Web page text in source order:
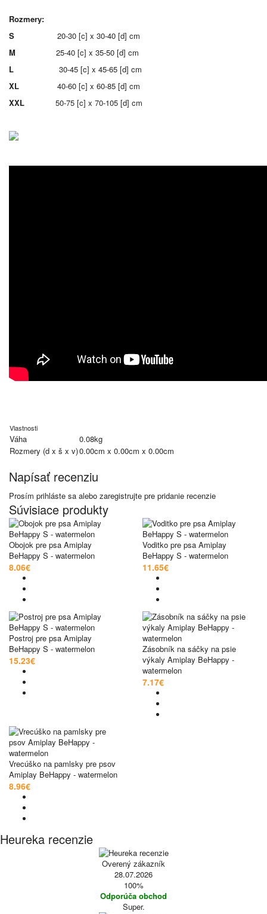
Rozmery:
S 20-30 [c] x 30-40 [d] cm
M
25-40 [c] x 35-50 [d] cm
L
30-45 [c] x 45-65 [d] cm
XL 40-60 [c] x 60-85 [d] cm
XXL 50-75 [c] x 70-105 [d] cm
Vlastnosti
Váha
0.08kg
Rozmery (d x š x v)0.00cm x 0.00cm x 0.00cm
Napísať recenziu
Prosím prihláste sa alebo zaregistrujte pre pridanie recenzie
Súvisiace produkty
Obojok pre psa Amiplay
BeHappy S - watermelon
8.06€
Voditko pre psa Amiplay
BeHappy S - watermelon
11.65€
Postroj pre psa Amiplay
BeHappy S - watermelon
15.23€
Zásobník na sáčky na psie
výkaly Amiplay BeHappy -
watermelon
7.17€
Vrecúško na pamlsky pre psov
Amiplay BeHappy - watermelon
8.96€
Heureka recenzie
Overený zákazník
28.07.2026
100%
Odporúča obchod
Super.